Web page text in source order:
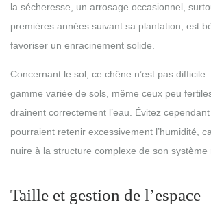
la sécheresse, un arrosage occasionnel,
premières années suivant sa plantation, est
favoriser un enracinement solide.
Concernant le sol, ce chêne n’est pas
gamme variée de sols, même ceux peu
drainent correctement l’eau. Évitez
pourraient retenir excessivement l’humidité,
nuire à la structure complexe de son système
Taille et gestion de l’espace